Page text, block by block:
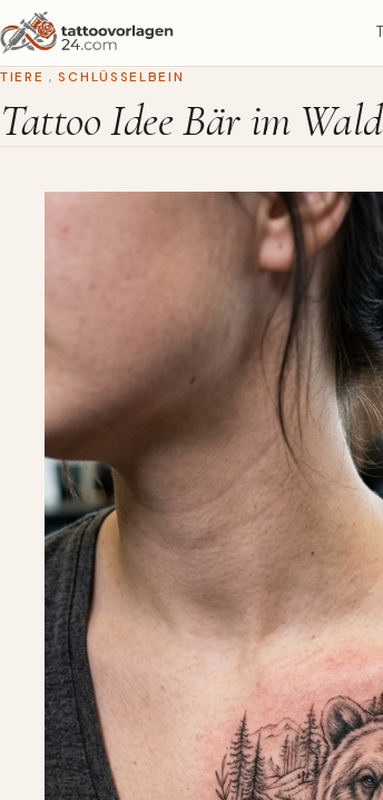
TIERE , SCHLÜSSELBEIN
Tattoo Idee Bär im